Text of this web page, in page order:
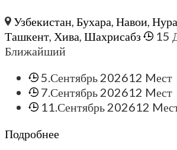
Узбекистан,Бухара,Навои,
Ташкент, Хива, Шахрисабз 15
Ближайший
5.Сентябрь 202612 Mест
7.Сентябрь 202612 Mест
11.Сентябрь 202612
Подробнее